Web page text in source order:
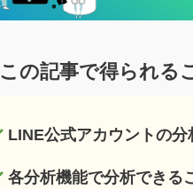
この記事で得られる
LINE公式アカウントの
各分析機能で分析できる